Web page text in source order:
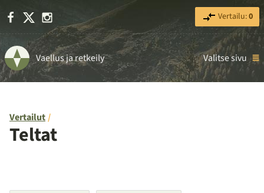
Facebook Instagram Vertailu:0
Vaellus ja retkeily Valitse sivu
Vertailut
Teltat